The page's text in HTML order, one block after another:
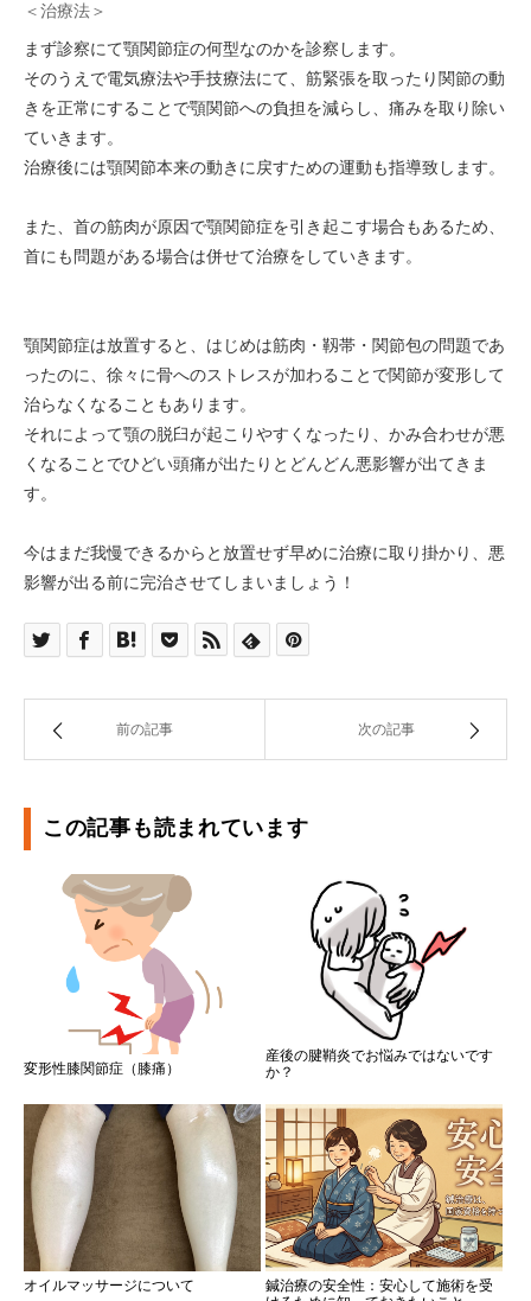
＜治療法＞
まず診察にて顎関節症の何型なのかを診察します。
そのうえで電気療法や手技療法にて、筋緊張を取ったり関節の動
きを正常にすることで顎関節への負担を減らし、痛みを取り除い
ていきます。
治療後には顎関節本来の動きに戻すための運動も指導致します。
また、首の筋肉が原因で顎関節症を引き起こす場合もあるため、
首にも問題がある場合は併せて治療をしていきます。
顎関節症は放置すると、はじめは筋肉・靱帯・関節包の問題であ
ったのに、徐々に骨へのストレスが加わることで関節が変形して
治らなくなることもあります。
それによって顎の脱臼が起こりやすくなったり、かみ合わせが悪
くなることでひどい頭痛が出たりとどんどん悪影響が出てきま
す。
今はまだ我慢できるからと放置せず早めに治療に取り掛かり、悪
影響が出る前に完治させてしまいましょう！
前の記事 次の記事
この記事も読まれています
変形性膝関節症（膝痛）
産後の腱鞘炎でお悩みではないです
か？
オイルマッサージについて
鍼治療の安全性：安心して施術を受